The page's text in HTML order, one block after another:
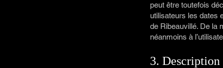
peut être toutefois
utilisateurs les dates
de Ribeauvillé. De la
néanmoins à
3. Description